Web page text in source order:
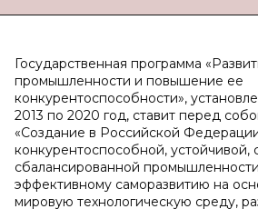
Государственная программа
промышленности и повышение ее
конкурентоспособности»,
2013 по 2020 год, ставит перед
«Создание в Российской
конкурентоспособной, устойчивой,
сбалансированной
эффективному саморазвитию на
мировую технологическую среду,